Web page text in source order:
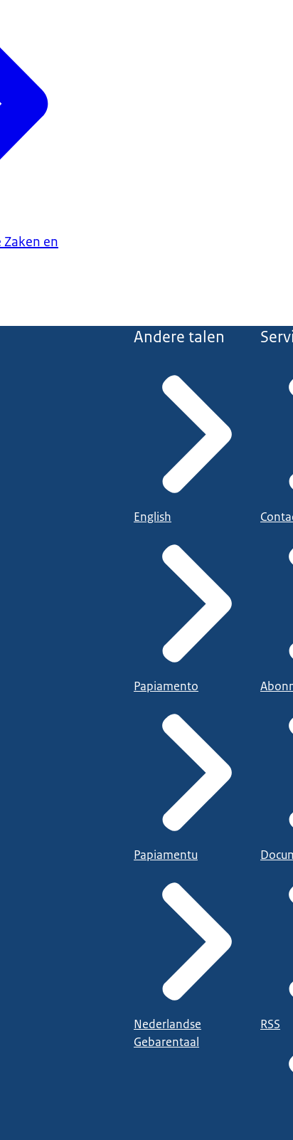
en
Andere talen
English
Papiamento
Papiamentu
Nederlandse
Gebarentaal
RSS